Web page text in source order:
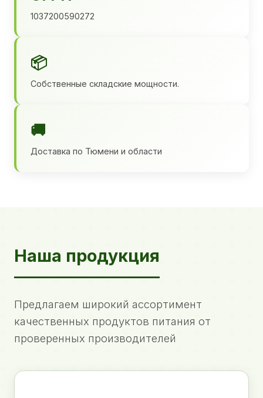
1037200590272
📦
Собственные складские мощности.
🚚
Доставка по Тюмени и области
Наша продукция
Предлагаем широкий ассортимент
качественных продуктов питания от
проверенных производителей